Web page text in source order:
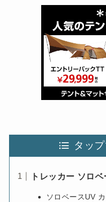
タッ
トレッカー ソロ
ソロベースUV